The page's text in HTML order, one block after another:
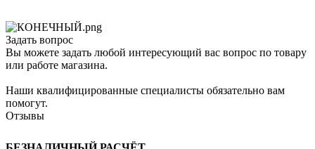
Задать вопрос
Вы можете задать любой интересующий вас вопрос по товару
или работе магазина.
Наши квалифицированные специалисты обязательно вам
помогут.
Отзывы